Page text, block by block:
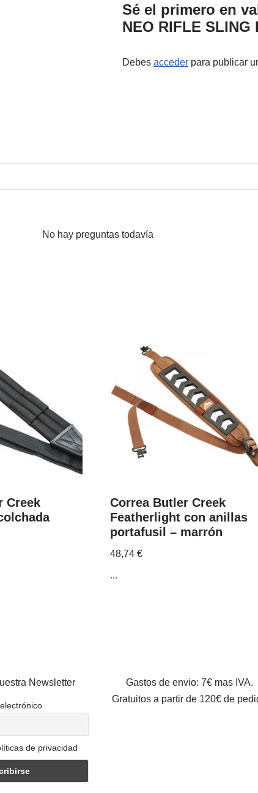
Sé el primero en
NEO RIFLE SLING
Debes acceder para publicar
No hay preguntas todavía
Creek
Correa Butler Creek
Featherlight con anillas
portafusil – marrón
48,74 €
...
Newsletter
de privacidad
Gastos de envio: 7€ mas IVA.
Gratuitos a partir de 120€ de